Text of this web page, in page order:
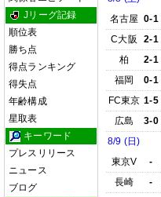
Jリーグ記録
順位表
勝ち点
得点ランキング
得失点
年齢構成
星取表
キーワード
プレスリリース
ニュース
ブログ
名古屋 0-1
C大阪
2-1
柏
2-1
福岡
0-1
FC東京 1-5
広島
3-0
8/9 (日)
東京V
-
長崎
-